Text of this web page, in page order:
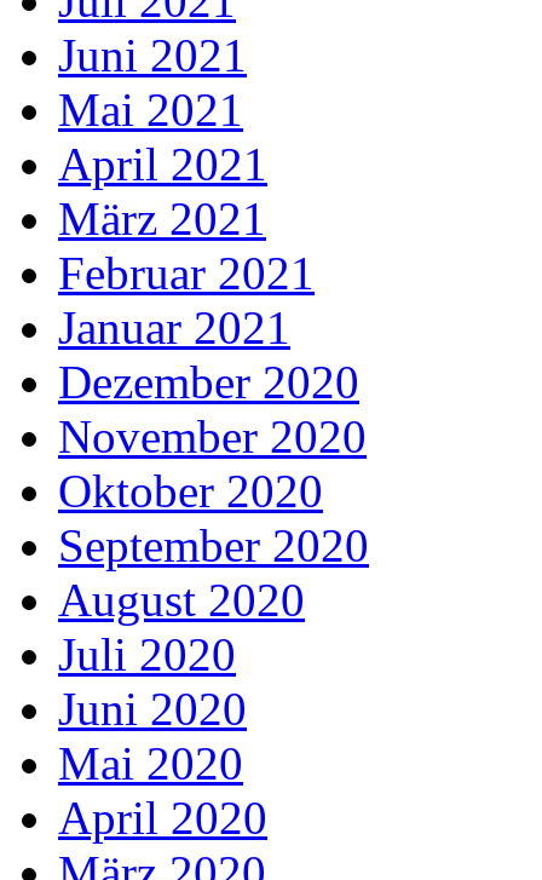
Juni 2021
Mai 2021
April 2021
März 2021
Februar 2021
Januar 2021
Dezember 2020
November 2020
Oktober 2020
September 2020
August 2020
Juli 2020
Juni 2020
Mai 2020
April 2020